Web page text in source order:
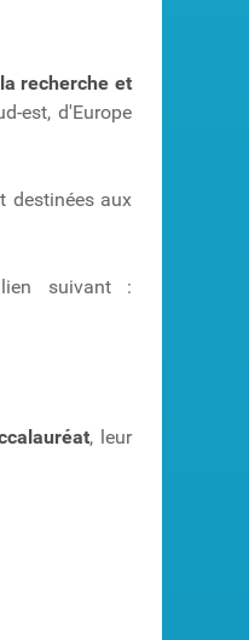
recherche et
est, d'Europe
destinées aux
suivant :
, leur